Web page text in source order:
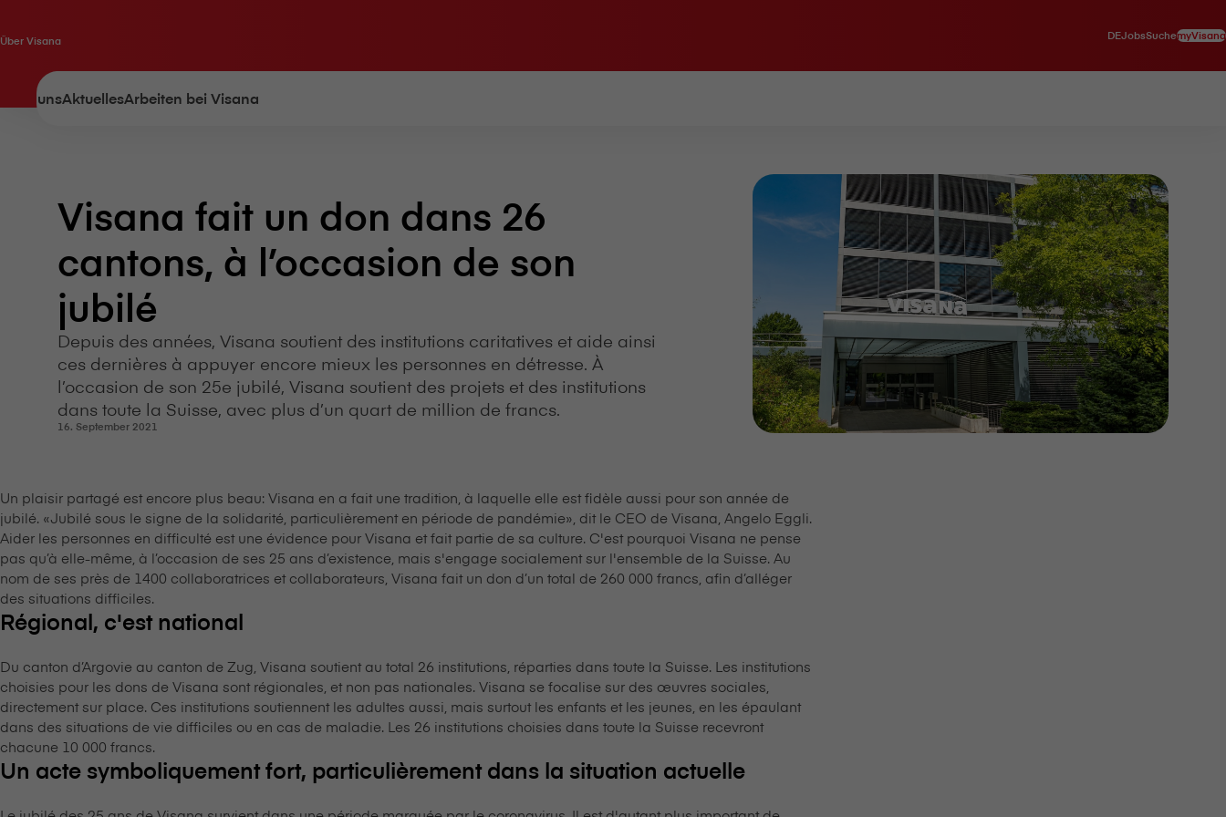
Über V⁠i⁠s⁠a⁠n⁠a DEJobsSuchemyVisana
Über unsAktuellesArbeiten bei V⁠i⁠s⁠a⁠n⁠a
V⁠i⁠s⁠a⁠n⁠a fait un don dans 26
cantons, à l’occasion de son
jubilé
Depuis des années, V⁠i⁠s⁠a⁠n⁠a soutient des institutions caritatives et aide ainsi
ces dernières à appuyer encore mieux les personnes en détresse. À
l’occasion de son 25e jubilé, V⁠i⁠s⁠a⁠n⁠a soutient des projets et des institutions
dans toute la Suisse, avec plus d’un quart de million de francs.
16. September 2021
Un plaisir partagé est encore plus beau: V⁠i⁠s⁠a⁠n⁠a en a fait une tradition, à laquelle elle est fidèle aussi pour son année de
jubilé. «Jubilé sous le signe de la solidarité, particulièrement en période de pandémie», dit le CEO de V⁠i⁠s⁠a⁠n⁠a, Angelo Eggli.
Aider les personnes en difficulté est une évidence pour V⁠i⁠s⁠a⁠n⁠a et fait partie de sa culture. C'est pourquoi V⁠i⁠s⁠a⁠n⁠a ne pense
pas qu’à elle-même, à l’occasion de ses 25 ans d’existence, mais s'engage socialement sur l'ensemble de la Suisse. Au
nom de ses près de 1400 collaboratrices et collaborateurs, V⁠i⁠s⁠a⁠n⁠a fait un don d’un total de 260 000 francs, afin d’alléger
des situations difficiles.
Régional, c'est national
Du canton d’Argovie au canton de Zug, V⁠i⁠s⁠a⁠n⁠a soutient au total 26 institutions, réparties dans toute la Suisse. Les institutions
choisies pour les dons de V⁠i⁠s⁠a⁠n⁠a sont régionales, et non pas nationales. V⁠i⁠s⁠a⁠n⁠a se focalise sur des œuvres sociales,
directement sur place. Ces institutions soutiennent les adultes aussi, mais surtout les enfants et les jeunes, en les épaulant
dans des situations de vie difficiles ou en cas de maladie. Les 26 institutions choisies dans toute la Suisse recevront
chacune 10 000 francs.
Un acte symboliquement fort, particulièrement dans la situation actuelle